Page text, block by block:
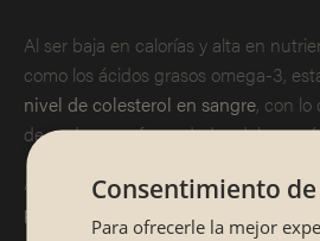
Al ser baja en calorías y alta en
como los ácidos grasos omega-3,
nivel de colesterol en sangre, con lo
de padecer enfermedades del
Además, su alto contenido de
presión arterial.
Consentimiento
Para ofrecerle la mejor